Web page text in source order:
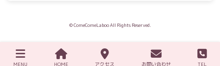
© ComeComeLaboo All Rights Reserved.
MENU HOME アクセス お問い合わせ TEL